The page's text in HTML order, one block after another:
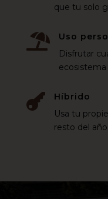
que tu solo

Uso
Disfrutar
ecosistema

Híbrido
Usa tu
resto del año.